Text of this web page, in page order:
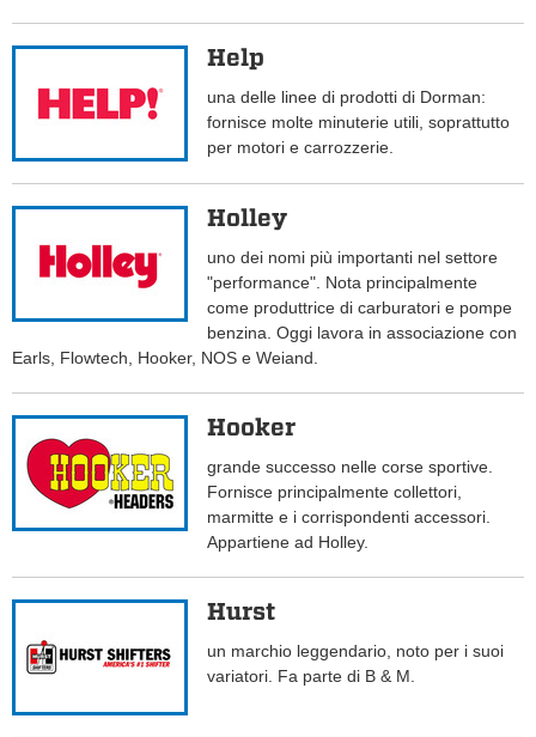
Help
una delle linee di prodotti di Dorman:
fornisce molte minuterie utili, soprattutto
per motori e carrozzerie.
Holley
uno dei nomi più importanti nel settore
"performance". Nota principalmente
come produttrice di carburatori e pompe
benzina. Oggi lavora in associazione con
Earls, Flowtech, Hooker, NOS e Weiand.
Hooker
grande successo nelle corse sportive.
Fornisce principalmente collettori,
marmitte e i corrispondenti accessori.
Appartiene ad Holley.
Hurst
un marchio leggendario, noto per i suoi
variatori. Fa parte di B & M.